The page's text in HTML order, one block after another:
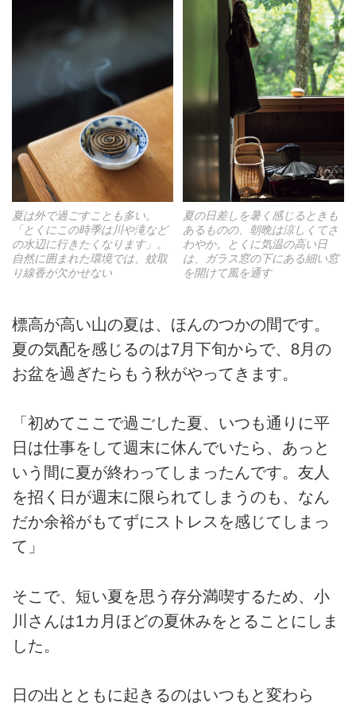
夏は外で過ごすことも多い。
「とくにこの時季は川や滝など
の水辺に行きたくなります」。
自然に囲まれた環境では、蚊取
り線香が欠かせない
夏の日差しを暑く感じるときも
あるものの、朝晩は涼しくてさ
わやか。とくに気温の高い日
は、ガラス窓の下にある細い窓
を開けて風を通す
標高が高い山の夏は、ほんのつかの間です。
夏の気配を感じるのは7月下旬からで、8月の
お盆を過ぎたらもう秋がやってきます。
「初めてここで過ごした夏、いつも通りに平
日は仕事をして週末に休んでいたら、あっと
いう間に夏が終わってしまったんです。友人
を招く日が週末に限られてしまうのも、なん
だか余裕がもてずにストレスを感じてしまっ
て」
そこで、短い夏を思う存分満喫するため、小
川さんは1カ月ほどの夏休みをとることにしま
した。
日の出とともに起きるのはいつもと変わら